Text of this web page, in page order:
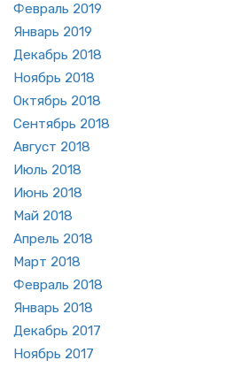
Фев­раль 2019
Ян­варь 2019
Де­кабрь 2018
Но­ябрь 2018
Ок­тябрь 2018
Сен­тябрь 2018
Ав­густ 2018
Июль 2018
Июнь 2018
Май 2018
Ап­рель 2018
Март 2018
Фев­раль 2018
Ян­варь 2018
Де­кабрь 2017
Но­ябрь 2017